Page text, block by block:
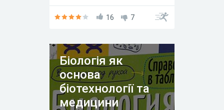
16 7
Біологія як
основа
біотехнології та
медицини